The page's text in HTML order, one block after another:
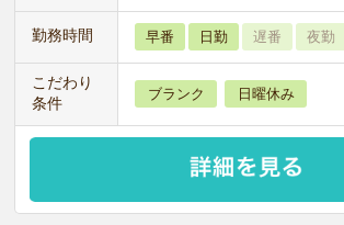
勤務時間 早番 日勤 遅番 夜勤
こだわり
条件
ブランク 日曜休み